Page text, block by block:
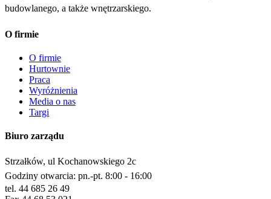
budowlanego, a także wnętrzarskiego.
O firmie
O firmie
Hurtownie
Praca
Wyróżnienia
Media o nas
Targi
Biuro zarządu
Strzałków, ul Kochanowskiego 2c
Godziny otwarcia: pn.-pt. 8:00 - 16:00
tel. 44 685 26 49